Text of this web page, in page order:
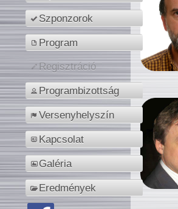
Szponzorok
Program
Regisztráció
Programbizottság
Versenyhelyszín
Kapcsolat
Galéria
Eredmények